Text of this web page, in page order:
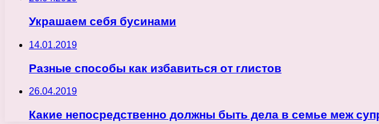
Украшаем себя бусинами
14.01.2019
Разные способы как избавиться от глистов
26.04.2019
Какие непосредственно должны быть дела в семье меж